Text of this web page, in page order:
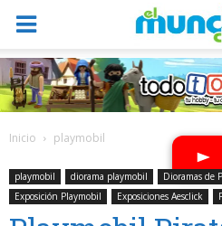
Inicio playmobil
playmobil diorama playmobil
Dioramas de
Exposición Playmobil
Exposiciones Aesclick